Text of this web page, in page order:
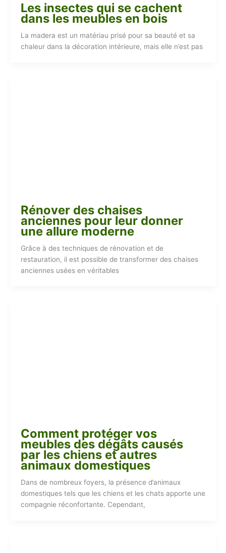
Les insectes qui se cachent
dans les meubles en bois
La madera est un matériau prisé pour sa beauté et sa
chaleur dans la décoration intérieure, mais elle n’est pas
Rénover des chaises
anciennes pour leur donner
une allure moderne
Grâce à des techniques de rénovation et de
restauration, il est possible de transformer des chaises
anciennes usées en véritables
Comment protéger vos
meubles des dégâts causés
par les chiens et autres
animaux domestiques
Dans de nombreux foyers, la présence d’animaux
domestiques tels que les chiens et les chats apporte une
compagnie réconfortante. Cependant,